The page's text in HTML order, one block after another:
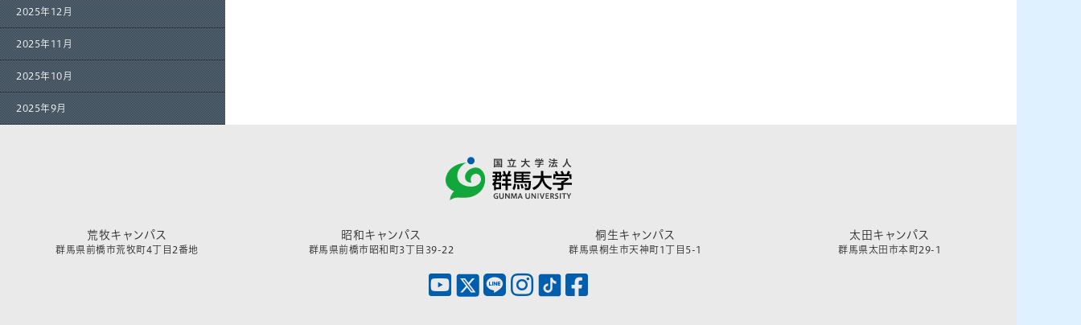
2025年12月
2025年11月
2025年10月
2025年9月
荒牧キャンパス
群馬県前橋市荒牧町4丁目2番地
昭和キャンパス
群馬県前橋市昭和町3丁目39-22
桐生キャンパス
群馬県桐生市天神町1丁目5-1
太田キャンパス
群馬県太田市本町29-1